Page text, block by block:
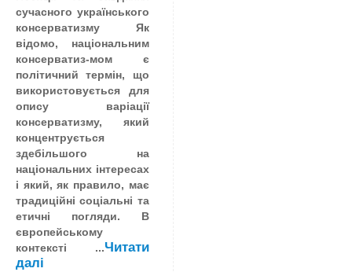
сучасного українського
консерватизму Як
відомо, національним
консерватиз-мом є
політичний термін, що
використовується для
опису варіації
консерватизму, який
концентрується
здебільшого на
національних інтересах
і який, як правило, має
традиційні соціальні та
етичні погляди. В
європейському
контексті ...Читати
далі